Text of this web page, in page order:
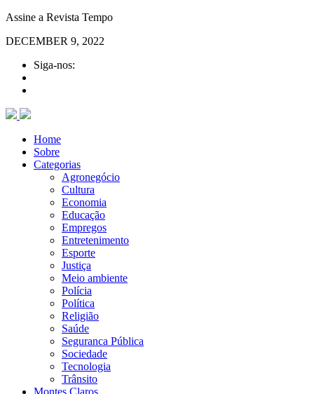
Assine a Revista Tempo
DECEMBER 9, 2022
Siga-nos:
Home
Sobre
Categorias
Agronegócio
Cultura
Economia
Educação
Empregos
Entretenimento
Esporte
Justiça
Meio ambiente
Polícia
Política
Religião
Saúde
Seguranca Pública
Sociedade
Tecnologia
Trânsito
Montes Claros